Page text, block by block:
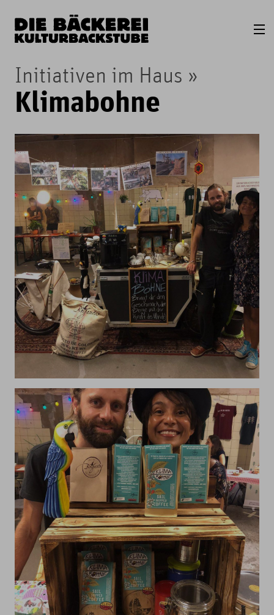
Initiativen im Haus
Klimabohne